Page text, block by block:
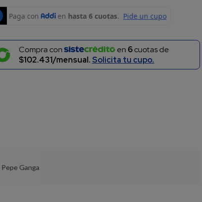
Compra con en 6cuotas de
$102.431/mensual. Solicita tu cupo.
Pepe Ganga